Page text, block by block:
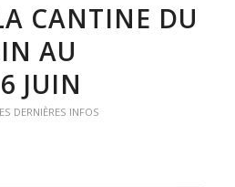
CANTINE DU
AU
JUIN
DERNIÈRES INFOS